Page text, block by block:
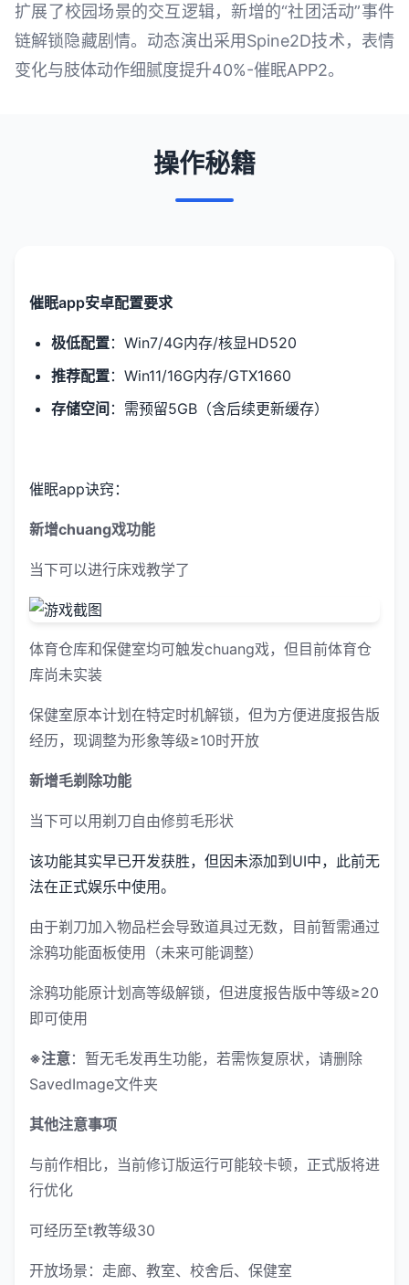
扩展了校园场景的交互逻辑，新增的“社团活动”事件
链解锁隐藏剧情。动态演出采用Spine2D技术，表情
变化与肢体动作细腻度提升40%-催眠APP2。
操作秘籍
催眠app安卓配置要求
​极低配置​​：Win7/4G内存/核显HD520
​推荐配置​​：Win11/16G内存/GTX1660
​存储空间​ ​：需预留5GB（含后续更新缓存）
催眠app诀窍：
新增chuang戏功能
当下可以进行床戏教学了
体育仓库和保健室均可触发chuang戏，但目前体育仓
库尚未实装
保健室原本计划在特定时机解锁，但为方便进度报告版
经历，现调整为形象等级≥10时开放
新增毛剃除功能
当下可以用剃刀自由修剪毛形状
该功能其实早已开发获胜，但因未添加到UI中，此前无
法在正式娱乐中使用。
由于剃刀加入物品栏会导致道具过无数，目前暂需通过
涂鸦功能面板使用（未来可能调整）
涂鸦功能原计划高等级解锁，但进度报告版中等级≥20
即可使用
※注意：暂无毛发再生功能，若需恢复原状，请删除
SavedImage文件夹
其他注意事项
与前作相比，当前修订版运行可能较卡顿，正式版将进
行优化
可经历至t教等级30
开放场景：走廊、教室、校舍后、保健室